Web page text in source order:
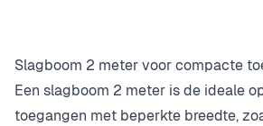
Slagboom 2 meter voor compacte
Een slagboom 2 meter is de ideale
toegangen met beperkte breedte,